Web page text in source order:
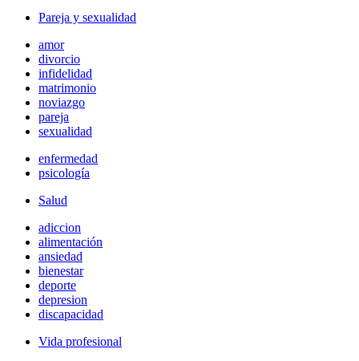
Pareja y sexualidad
amor
divorcio
infidelidad
matrimonio
noviazgo
pareja
sexualidad
enfermedad
psicología
Salud
adiccion
alimentación
ansiedad
bienestar
deporte
depresion
discapacidad
Vida profesional